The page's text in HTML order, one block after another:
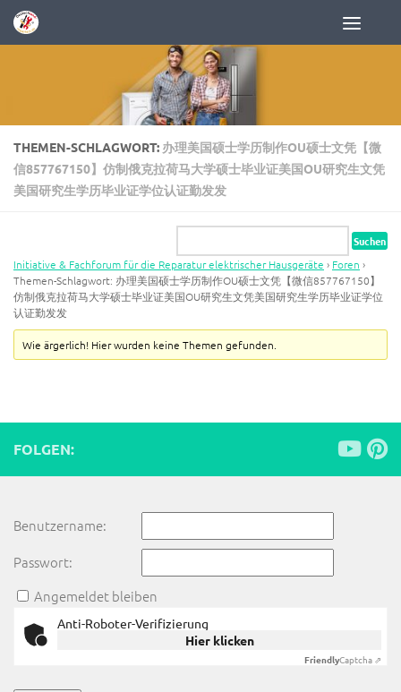
Zum Inhalt springen
THEMEN-SCHLAGWORT: 办理美国硕士学历制作OU硕士文凭【微
信857767150】仿制俄克拉荷马大学硕士毕业证美国OU研究生文凭
美国研究生学历毕业证学位认证勤发发
Initiative & Fachforum für die Reparatur elektrischer Hausgeräte › Foren ›
Themen-Schlagwort: 办理美国硕士学历制作OU硕士文凭【微信857767150】
仿制俄克拉荷马大学硕士毕业证美国OU研究生文凭美国研究生学历毕业证学位
认证勤发发
Wie ärgerlich! Hier wurden keine Themen gefunden.
FOLGEN:
Benutzername:
Passwort:
Angemeldet bleiben
Anti-Roboter-Verifizierung
Hier klicken
FriendlyCaptcha ⇗